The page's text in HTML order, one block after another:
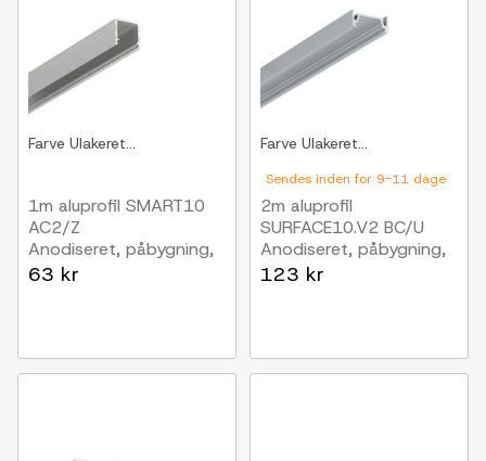
Farve Ulakeret...
1m aluprofil SMART10
AC2/Z
Anodiseret, påbygning,
LED skinne
63 kr
Sendes inden for 9-11 dage
Farve Ulakeret...
2m aluprofil
SURFACE10.V2 BC/U
Anodiseret, påbygning,
LED skinne
123 kr